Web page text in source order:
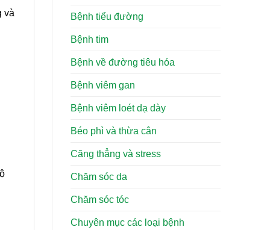
và
Bệnh tiểu đường
Bệnh tim
Bệnh về đường tiêu hóa
Bệnh viêm gan
Bệnh viêm loét dạ dày
Béo phì và thừa cân
Căng thẳng và stress
Chăm sóc da
Chăm sóc tóc
Chuyên mục các loại bệnh